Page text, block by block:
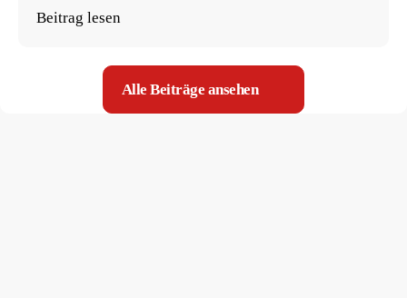
Beitrag lesen
Alle Beiträge ansehen